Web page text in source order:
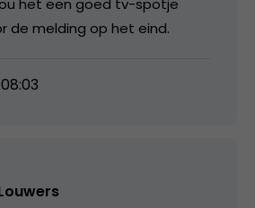
de melding op het eind.